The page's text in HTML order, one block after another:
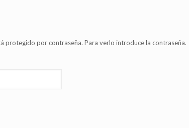
protegido por contraseña. Para verlo introduce la contraseña.